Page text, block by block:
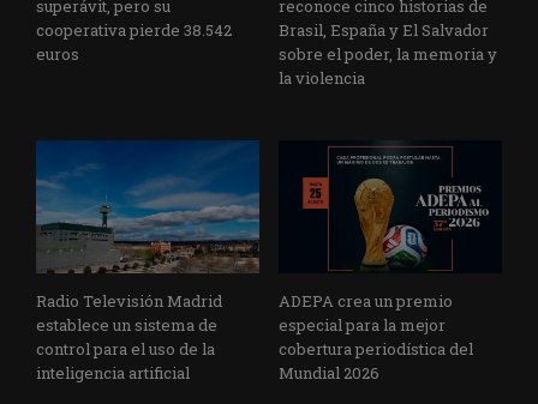
superávit, pero su
cooperativa pierde 38.542
euros
reconoce cinco historias de
Brasil, España y El Salvador
sobre el poder, la memoria y
la violencia
Radio Televisión Madrid
establece un sistema de
control para el uso de la
inteligencia artificial
ADEPA crea un premio
especial para la mejor
cobertura periodística del
Mundial 2026